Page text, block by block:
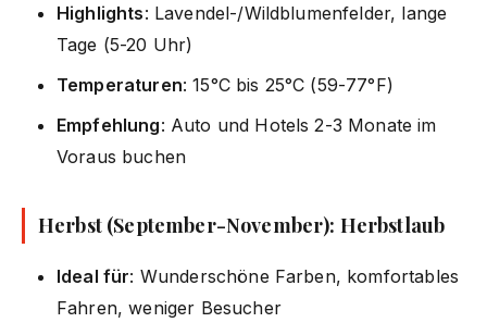
Highlights: Lavendel-/Wildblumenfelder, lange
Tage (5-20 Uhr)
Temperaturen: 15°C bis 25°C (59-77°F)
Empfehlung: Auto und Hotels 2-3 Monate im
Voraus buchen
Herbst (September-November): Herbstlaub
Ideal für: Wunderschöne Farben, komfortables
Fahren, weniger Besucher